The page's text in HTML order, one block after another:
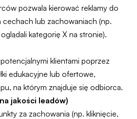
pozwala kierować reklamy do
lub zachowaniach (np.
kategorię X na stronie).
klientami poprzez
edukacyjne lub ofertowe,
na którym znajduje się odbiorca.
jakości leadów)
za zachowania (np. kliknięcie,